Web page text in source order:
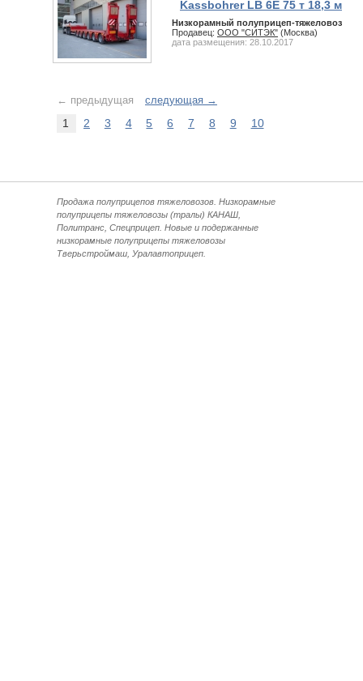
Kassbohrer LB 6E 75 т 18,3 м
Низкорамный полуприцеп-тяжеловоз
Продавец: ООО "СИТЭК" (Москва)
дата размещения: 28.10.2017
← предыдущая следующая →
1 2 3 4 5 6 7 8 9 10
Продажа полуприцепов тяжеловозов. Низкорамные
полуприцепы тяжеловозы (тралы) КАНАШ,
Политранс, Спецприцеп. Новые и подержанные
низкорамные полуприцепы тяжеловозы
Тверьстроймаш, Уралавтоприцеп.